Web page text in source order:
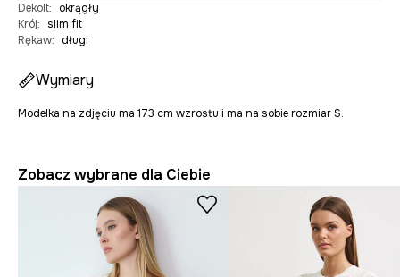
Dekolt:
okrągły
Krój:
slim fit
Rękaw: długi
Wymiary
Modelka na zdjęciu ma 173 cm wzrostu i ma na sobie rozmiar S.
Zobacz wybrane dla Ciebie